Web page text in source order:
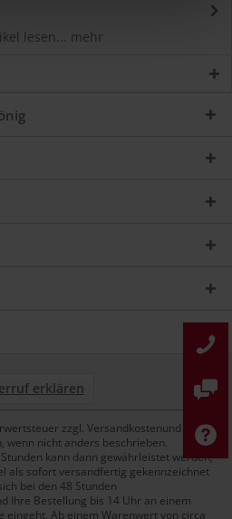
lesen... mehr
erklären
zzgl. Versandkostenund ggf.
wenn nicht anders beschrieben.
kann dann gewährleistet werden,
als sofort versandfertig gekennzeichnet
bei den 48 Stunden
Ihre Bestellung bis 14 Uhr an einem
eingeht. Ab einem Warenwert von circa